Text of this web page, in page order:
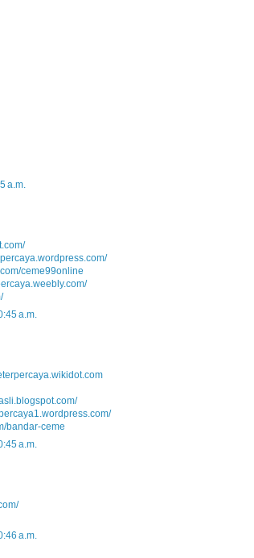
a.m.
ceme99online
a.m.
bandar-ceme
a.m.
a.m.